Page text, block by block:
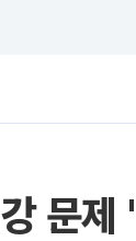
문제